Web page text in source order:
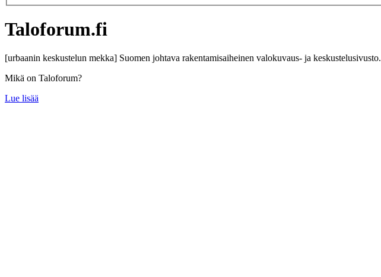
Taloforum.fi
[urbaanin keskustelun mekka] Suomen johtava rakentamisaiheinen valokuvaus- ja keskustelusivusto.
Mikä on Taloforum?
Lue lisää